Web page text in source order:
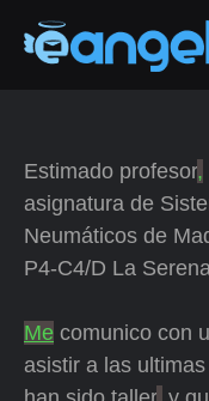
Estimado profesor,
asignatura de
Neumáticos de
P4-C4/D La
Me comunico con
asistir a las